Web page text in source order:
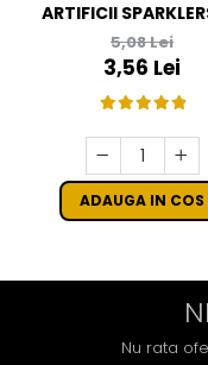
ARTIFICII
MANA - STELUTE DE
16 CM - SET 10
5,08 Lei
3,56 Lei
ADAUGA IN COS
Nu rata